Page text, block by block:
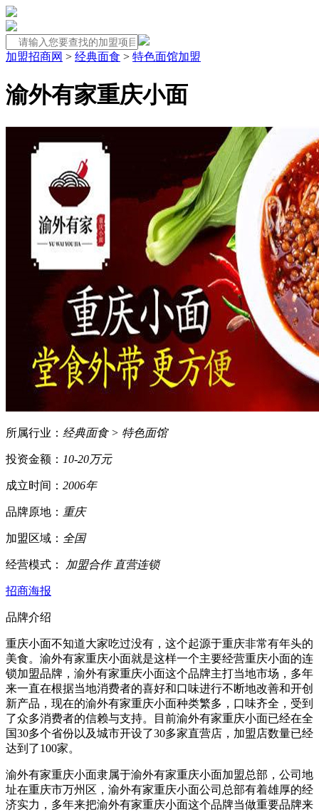
加盟招商网 > 经典面食 > 特色面馆加盟
渝外有家重庆小面
所属行业： 经典面食 > 特色面馆
投资金额： 10-20万元
成立时间： 2006年
品牌原地： 重庆
加盟区域： 全国
经营模式： 加盟合作 直营连锁
招商海报
品牌介绍
重庆小面不知道大家吃过没有，这个起源于重庆非常有年头的
美食。渝外有家重庆小面就是这样一个主要经营重庆小面的连
锁加盟品牌，渝外有家重庆小面这个品牌主打当地市场，多年
来一直在根据当地消费者的喜好和口味进行不断地改善和开创
新产品，现在的渝外有家重庆小面种类繁多，口味齐全，受到
了众多消费者的信赖与支持。目前渝外有家重庆小面已经在全
国30多个省份以及城市开设了30多家直营店，加盟店数量已经
达到了100家。
渝外有家重庆小面隶属于渝外有家重庆小面加盟总部，公司地
址在重庆市万州区，渝外有家重庆小面公司总部有着雄厚的经
济实力，多年来把渝外有家重庆小面这个品牌当做重要品牌来